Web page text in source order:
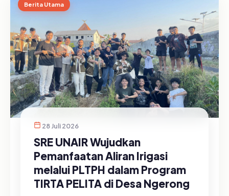
Berita Utama
28 Juli 2026
SRE UNAIR Wujudkan
Pemanfaatan Aliran Irigasi
melalui PLTPH dalam Program
TIRTA PELITA di Desa Ngerong